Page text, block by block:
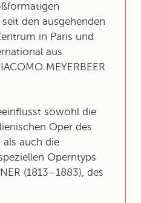
den ausgehenden
in Paris und
aus.
MEYERBEER
sowohl die
Oper des
als auch die
Operntyps
(1813–1883), des